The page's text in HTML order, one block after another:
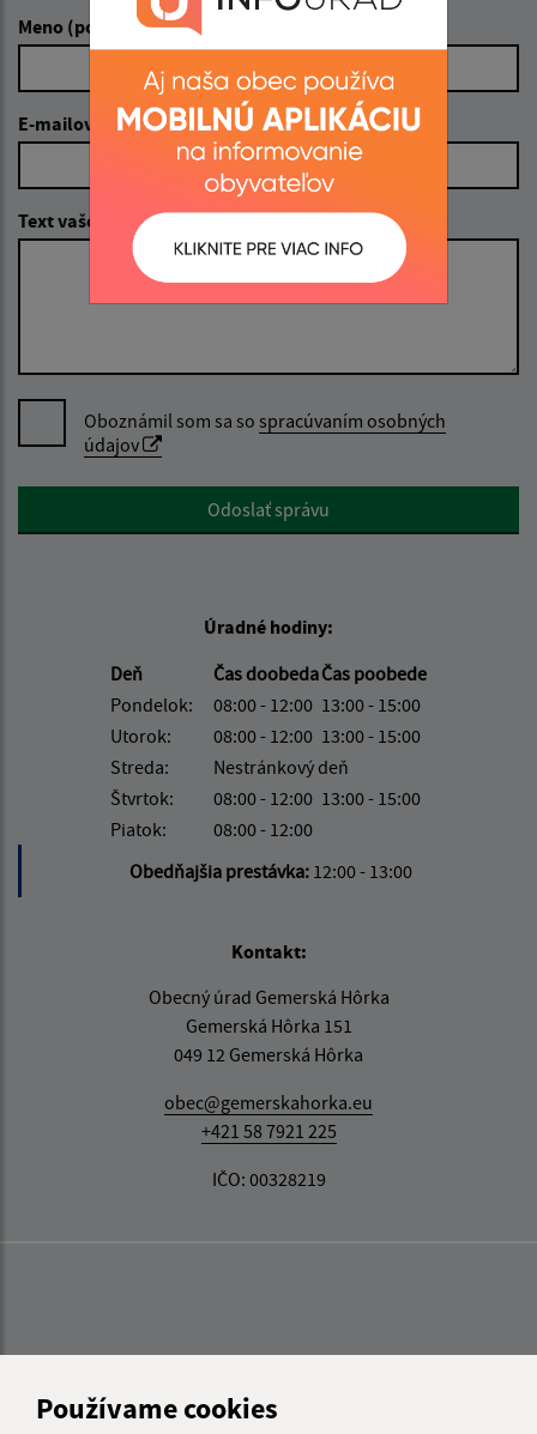
Používame cookies
Meno (povinné)
E-mailová adresa (povinné)
Text vašej správy (povinné)
Oboznámil som sa so spracúvaním osobných
údajov
Google reCaptcha ResponseOdoslať správu
Úradné hodiny:
Deň
Čas doobedaČas poobede
Pondelok:
08:00 - 12:00 13:00 - 15:00
Utorok:
08:00 - 12:00 13:00 - 15:00
Streda:
Nestránkový deň
Štvrtok:
08:00 - 12:00 13:00 - 15:00
Piatok:
08:00 - 12:00
Obedňajšia prestávka: 12:00 - 13:00
Kontakt:
Obecný úrad Gemerská Hôrka
Gemerská Hôrka 151
049 12 Gemerská Hôrka
obec@gemerskahorka.eu
+421 58 7921 225
IČO: 00328219